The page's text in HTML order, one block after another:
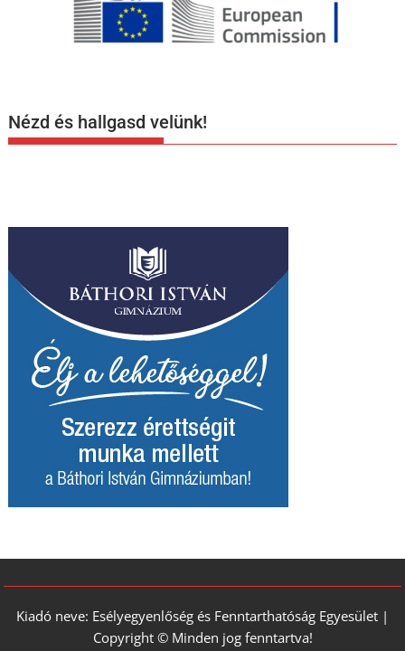
Nézd és hallgasd velünk!
Kiadó neve: Esélyegyenlőség és Fenntarthatóság Egyesület |
Copyright © Minden jog fenntartva!